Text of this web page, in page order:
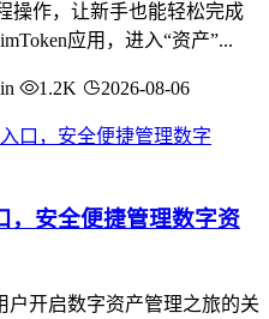
操作，让新手也能轻松完成
应用，进入“资产”...
1.2K 2026-08-06
，安全便捷管理数字资
户开启数字资产管理之旅的关